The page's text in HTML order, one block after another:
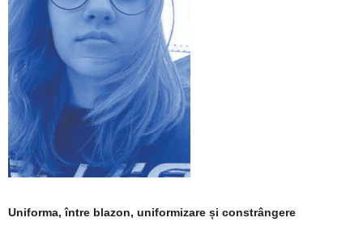
Uniforma, între blazon, uniformizare și constrângere